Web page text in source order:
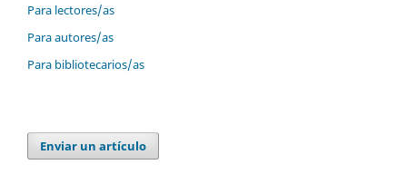
Para lectores/as
Para autores/as
Para bibliotecarios/as
Enviar un artículo